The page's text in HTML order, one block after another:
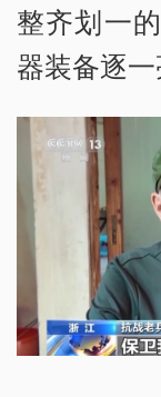
整齐划一
器装备逐一